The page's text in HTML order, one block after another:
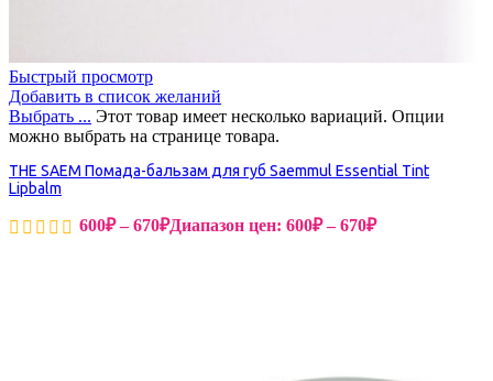
Быстрый просмотр
Добавить в список желаний
Выбрать ... Этот товар имеет несколько вариаций. Опции
можно выбрать на странице товара.
THE SAEM Помада-бальзам для губ Saemmul Essential Tint
Lipbalm
600₽ – 670₽Диапазон цен: 600₽ – 670₽